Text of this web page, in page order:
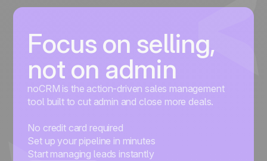
Focus on selling,
not on admin
noCRM is the action-driven sales management
tool built to cut admin and close more deals.
No credit card required
Set up your pipeline in minutes
Start managing leads instantly